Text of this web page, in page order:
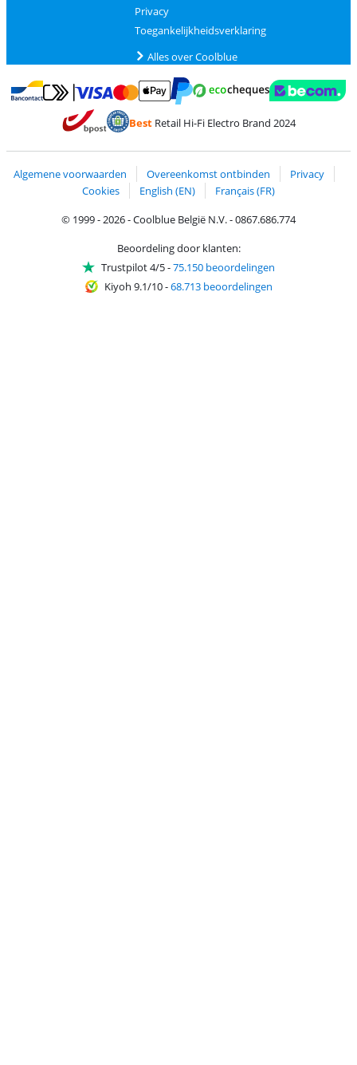
Privacy
Toegankelijkheidsverklaring
Alles over Coolblue
Betalen met Bancontact
Betalen met MasterCard en Visa via ClickToPay
Betalen met PayPal
BestRetail Hi-Fi Electro Brand 2024
Algemene voorwaarden Overeenkomst ontbinden
Privacy
Cookies
English (EN)
Français (FR)
© 1999 - 2026 - Coolblue België N.V. - 0867.686.774
Beoordeling door klanten:
Trustpilot 4/5-75.150 beoordelingen
Kiyoh 9.1/10-68.713 beoordelingen